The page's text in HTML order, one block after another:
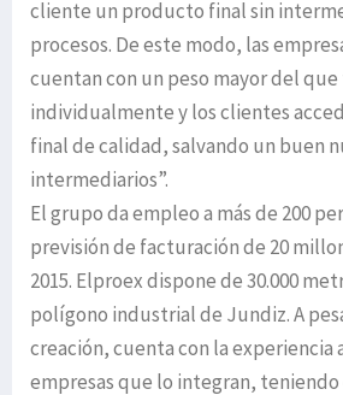
cliente un producto final sin
procesos. De este modo, las
cuentan con un peso mayor del
individualmente y los clientes
final de calidad, salvando un buen
intermediarios”.
El grupo da empleo a más de 200
previsión de facturación de 20
2015. Elproex dispone de 30.000
polígono industrial de Jundiz. A
creación, cuenta con la experiencia
empresas que lo integran,